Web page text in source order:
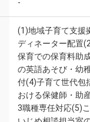
-
(1)地域子育て支援
ディネーター配置
保育での保育料助
の英語あそび・幼
付(4)子育て世代包
おける保健師・助
3職種専任対応(5)